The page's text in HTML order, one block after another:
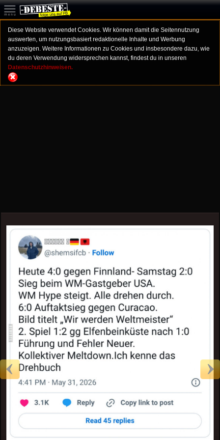
Diese Website verwendet Cookies. Wir können damit die Seitennutzung
auswerten, um nutzungsbasiert redaktionelle Inhalte und Werbung
anzuzeigen. Weitere Informationen zu Cookies und insbesondere dazu, wie
du deren Verwendung widersprechen kannst, findest du in unseren
Datenschutzhinweisen.